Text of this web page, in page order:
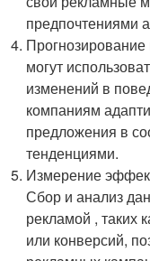
предпочтениями
могут
изменений в
компаниям
предложения в
тенденциями.
Измерение
Сбор и анализ
рекламой , таких
или конверсий,